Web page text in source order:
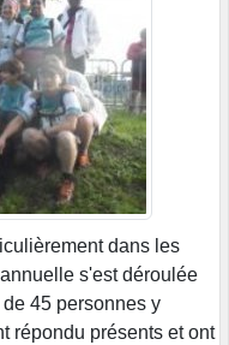
dans les
s'est déroulée
45 personnes y
répondu présents et ont